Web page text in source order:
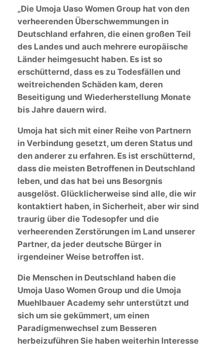
„Die Umoja Uaso Women Group hat von den
verheerenden Überschwemmungen in
Deutschland erfahren, die einen großen Teil
des Landes und auch mehrere europäische
Länder heimgesucht haben. Es ist so
erschütternd, dass es zu Todesfällen und
weitreichenden Schäden kam, deren
Beseitigung und Wiederherstellung Monate
bis Jahre dauern wird.
Umoja hat sich mit einer Reihe von Partnern
in Verbindung gesetzt, um deren Status und
den anderer zu erfahren. Es ist erschütternd,
dass die meisten Betroffenen in Deutschland
leben, und das hat bei uns Besorgnis
ausgelöst. Glücklicherweise sind alle, die wir
kontaktiert haben, in Sicherheit, aber wir sind
traurig über die Todesopfer und die
verheerenden Zerstörungen im Land unserer
Partner, da jeder deutsche Bürger in
irgendeiner Weise betroffen ist.
Die Menschen in Deutschland haben die
Umoja Uaso Women Group und die Umoja
Muehlbauer Academy sehr unterstützt und
sich um sie gekümmert, um einen
Paradigmenwechsel zum Besseren
herbeizuführen Sie haben weiterhin Interesse